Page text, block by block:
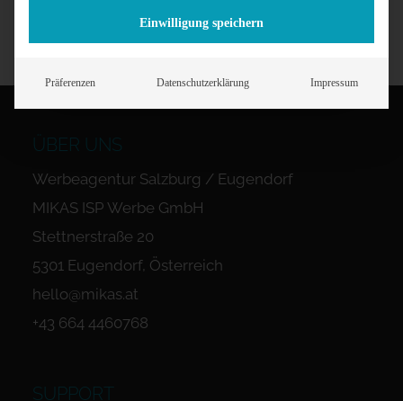
ÜBER UNS
Werbeagentur Salzburg / Eugendorf
MIKAS ISP Werbe GmbH
Stettnerstraße 20
5301 Eugendorf, Österreich
hello@mikas.at
+43 664 4460768
SUPPORT
Einwilligung speichern
Präferenzen Datenschutzerklärung Impressum